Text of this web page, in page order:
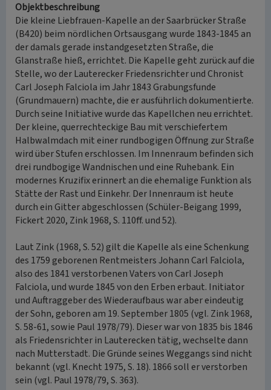
Objektbeschreibung
Die kleine Liebfrauen-Kapelle an der Saarbrücker Straße
(B420) beim nördlichen Ortsausgang wurde 1843-1845 an
der damals gerade instandgesetzten Straße, die
Glanstraße hieß, errichtet. Die Kapelle geht zurück auf die
Stelle, wo der Lauterecker Friedensrichter und Chronist
Carl Joseph Falciola im Jahr 1843 Grabungsfunde
(Grundmauern) machte, die er ausführlich dokumentierte.
Durch seine Initiative wurde das Kapellchen neu errichtet.
Der kleine, querrechteckige Bau mit verschiefertem
Halbwalmdach mit einer rundbogigen Öffnung zur Straße
wird über Stufen erschlossen. Im Innenraum befinden sich
drei rundbogige Wandnischen und eine Ruhebank. Ein
modernes Kruzifix erinnert an die ehemalige Funktion als
Stätte der Rast und Einkehr. Der Innenraum ist heute
durch ein Gitter abgeschlossen (Schüler-Beigang 1999,
Fickert 2020, Zink 1968, S. 110ff. und 52).
Laut Zink (1968, S. 52) gilt die Kapelle als eine Schenkung
des 1759 geborenen Rentmeisters Johann Carl Falciola,
also des 1841 verstorbenen Vaters von Carl Joseph
Falciola, und wurde 1845 von den Erben erbaut. Initiator
und Auftraggeber des Wiederaufbaus war aber eindeutig
der Sohn, geboren am 19. September 1805 (vgl. Zink 1968,
S. 58-61, sowie Paul 1978/79). Dieser war von 1835 bis 1846
als Friedensrichter in Lauterecken tätig, wechselte dann
nach Mutterstadt. Die Gründe seines Weggangs sind nicht
bekannt (vgl. Knecht 1975, S. 18). 1866 soll er verstorben
sein (vgl. Paul 1978/79, S. 363).